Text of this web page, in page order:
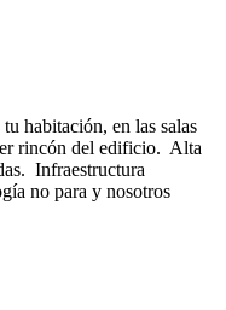
tu habitación, en las salas
rincón del edificio. Alta
. Infraestructura
no para y nosotros